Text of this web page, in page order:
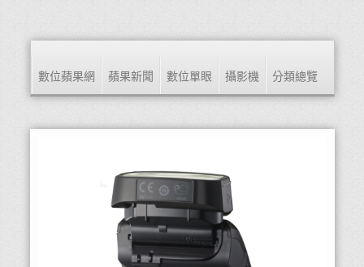
數位蘋果網 蘋果新聞 數位單眼 攝影機 分類總覽